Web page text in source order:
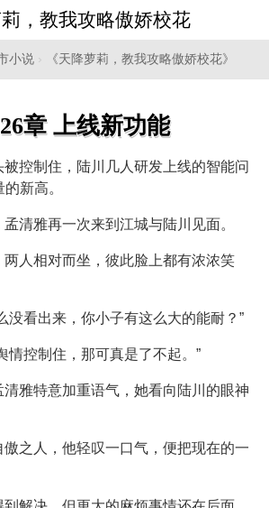
，教我攻略傲娇校花
小说 › 《天降萝莉，教我攻略傲娇校花》
章 上线新功能
被控制住，陆川几人研发上线的智能问
新高。
清雅再一次来到江城与陆川见面。
人相对而坐，彼此脸上都有浓浓笑
没看出来，你小子有这么大的能耐？”
情控制住，那可真是了不起。”
雅特意加重语气，她看向陆川的眼神
傲之人，他轻叹一口气，便把现在的一